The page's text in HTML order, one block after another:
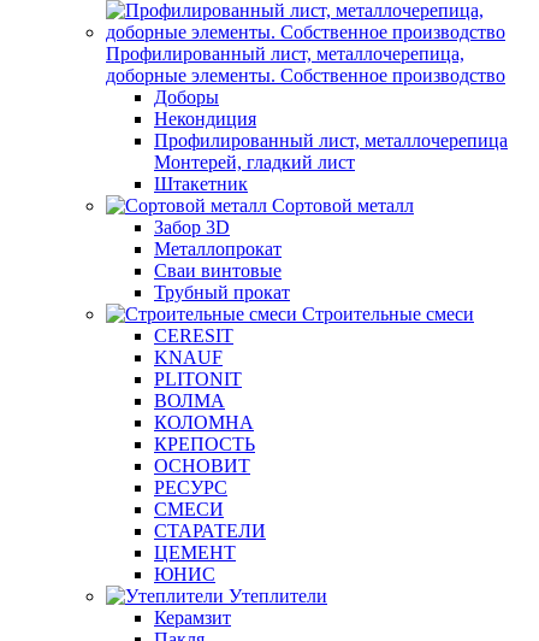
Профилированный лист, металлочерепица,
доборные элементы. Собственное производство
Доборы
Некондиция
Профилированный лист, металлочерепица
Монтерей, гладкий лист
Штакетник
Сортовой металл
Забор 3D
Металлопрокат
Сваи винтовые
Трубный прокат
Строительные смеси
CERESIT
KNAUF
PLITONIT
ВОЛМА
КОЛОМНА
КРЕПОСТЬ
ОСНОВИТ
РЕСУРС
СМЕСИ
СТАРАТЕЛИ
ЦЕМЕНТ
ЮНИС
Утеплители
Керамзит